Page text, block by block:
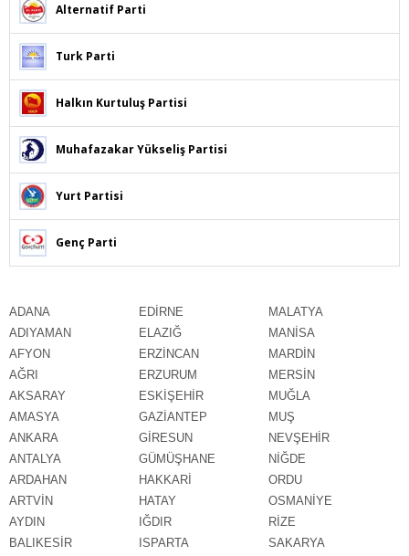
ADANA
ADIYAMAN
AFYON
AĞRI
AKSARAY
AMASYA
ANKARA
ANTALYA
ARDAHAN
ARTVİN
AYDIN
BALIKESİR
EDİRNE
ELAZIĞ
ERZİNCAN
ERZURUM
ESKİŞEHİR
GAZİANTEP
GİRESUN
GÜMÜŞHANE
HAKKARİ
HATAY
IĞDIR
ISPARTA
MALATYA
MANİSA
MARDİN
MERSİN
MUĞLA
MUŞ
NEVŞEHİR
NİĞDE
ORDU
OSMANİYE
RİZE
SAKARYA
Alternatif Parti
Turk Parti
Halkın Kurtuluş Partisi
Muhafazakar Yükseliş Partisi
Yurt Partisi
Genç Parti